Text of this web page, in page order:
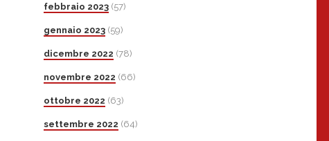
febbraio 2023(57)
gennaio 2023(59)
dicembre 2022 (78)
novembre 2022 (66)
ottobre 2022 (63)
settembre 2022 (64)